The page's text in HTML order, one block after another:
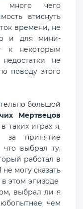
чего
втиснуть
времени, не
и для мини-
к некоторым
не
поводу этого
большой
Мертвецов
таких играх я,
за принятие
выбрал ту,
работал в
могу сказать
этом эпизоде
выбрал ли я
чем